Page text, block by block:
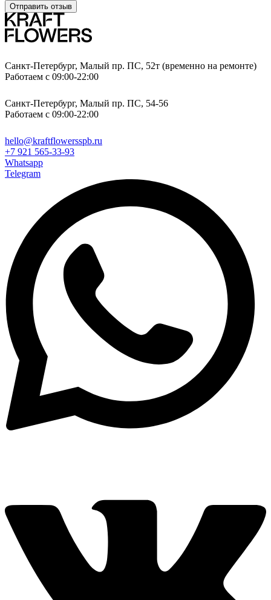
Отправить отзыв
Санкт-Петербург, Малый пр. ПС, 52т (временно на ремонте)
Работаем с 09:00-22:00
Санкт-Петербург, Малый пр. ПС, 54-56
Работаем с 09:00-22:00
hello@kraftflowersspb.ru
+7 921 565-33-93
Whatsapp
Telegram